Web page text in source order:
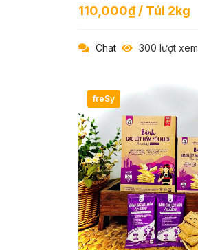
110,000₫ / Túi 2kg
Chat 300 lượt xem
freSy